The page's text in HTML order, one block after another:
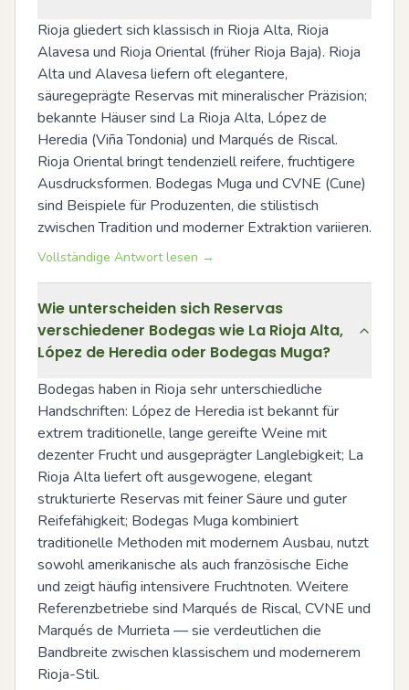
Rioja gliedert sich klassisch in Rioja Alta, Rioja
Alavesa und Rioja Oriental (früher Rioja Baja). Rioja
Alta und Alavesa liefern oft elegantere,
säuregeprägte Reservas mit mineralischer Präzision;
bekannte Häuser sind La Rioja Alta, López de
Heredia (Viña Tondonia) und Marqués de Riscal.
Rioja Oriental bringt tendenziell reifere, fruchtigere
Ausdrucksformen. Bodegas Muga und CVNE (Cune)
sind Beispiele für Produzenten, die stilistisch
zwischen Tradition und moderner Extraktion variieren.
Vollständige Antwort lesen →
Wie unterscheiden sich Reservas
verschiedener Bodegas wie La Rioja Alta,
López de Heredia oder Bodegas Muga?
Bodegas haben in Rioja sehr unterschiedliche
Handschriften: López de Heredia ist bekannt für
extrem traditionelle, lange gereifte Weine mit
dezenter Frucht und ausgeprägter Langlebigkeit; La
Rioja Alta liefert oft ausgewogene, elegant
strukturierte Reservas mit feiner Säure und guter
Reifefähigkeit; Bodegas Muga kombiniert
traditionelle Methoden mit modernem Ausbau, nutzt
sowohl amerikanische als auch französische Eiche
und zeigt häufig intensivere Fruchtnoten. Weitere
Referenzbetriebe sind Marqués de Riscal, CVNE und
Marqués de Murrieta — sie verdeutlichen die
Bandbreite zwischen klassischem und modernerem
Rioja-Stil.